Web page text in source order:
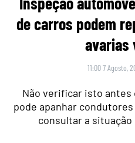
de carros podem
avarias
11:00 7 Agosto,
Não verificar isto antes
pode apanhar
consultar a